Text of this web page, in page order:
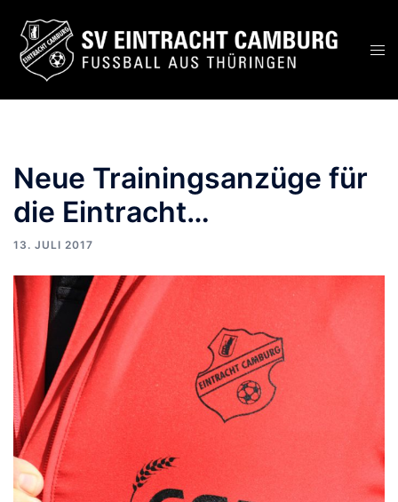
Inhalt
springen
Neue Trainingsanzüge für
die Eintracht…
13. JULI 2017